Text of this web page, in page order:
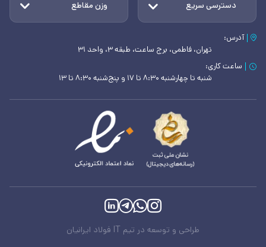
دسترسی سریع وزن مقاطع
آدرس:
تهران، فاطمی، برج ساعت، طبقه ۳، واحد ۳۱
ساعت کاری:
شنبه تا چهارشنبه ۸:۳۰ تا ۱۷ و پنج‌شنبه ۸:۳۰ تا ۱۳
طراحی و توسعه در تیم IT فولاد ایرانیان